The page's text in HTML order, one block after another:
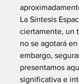
La Síntesis
ciertamente, un
no se agotará
embargo,
presentamos
significativa e